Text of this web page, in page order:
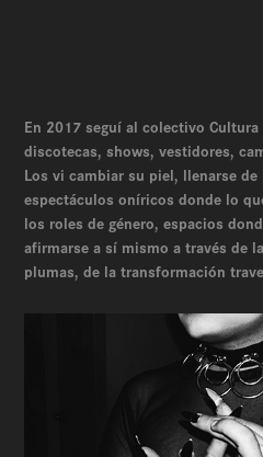
En 2017 seguí al colectivo
discotecas, shows, vestidores,
Los vi cambiar su piel, llenarse
espectáculos oníricos donde lo
los roles de género, espacios
afirmarse a sí mismo a través de
plumas, de la transformación